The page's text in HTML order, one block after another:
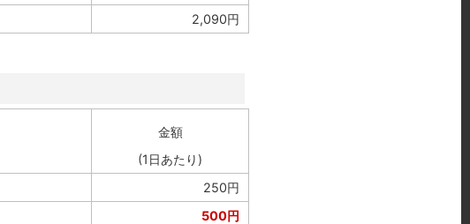
2,090円
金額
(1日あたり)
250円
500円